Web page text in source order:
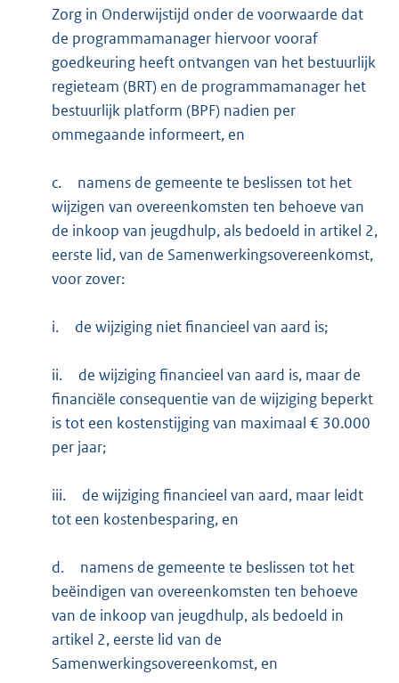
Zorg in Onderwijstijd onder de voorwaarde dat
de programmamanager hiervoor vooraf
goedkeuring heeft ontvangen van het bestuurlijk
regieteam (BRT) en de programmamanager het
bestuurlijk platform (BPF) nadien per
ommegaande informeert, en
c.
namens de gemeente te beslissen tot het
wijzigen van overeenkomsten ten behoeve van
de inkoop van jeugdhulp, als bedoeld in artikel 2,
eerste lid, van de Samenwerkingsovereenkomst,
voor zover:
i. de wijziging niet financieel van aard is;
ii.
de wijziging financieel van aard is, maar de
financiële consequentie van de wijziging beperkt
is tot een kostenstijging van maximaal € 30.000
per jaar;
iii.
de wijziging financieel van aard, maar leidt
tot een kostenbesparing, en
d.
namens de gemeente te beslissen tot het
beëindigen van overeenkomsten ten behoeve
van de inkoop van jeugdhulp, als bedoeld in
artikel 2, eerste lid van de
Samenwerkingsovereenkomst, en